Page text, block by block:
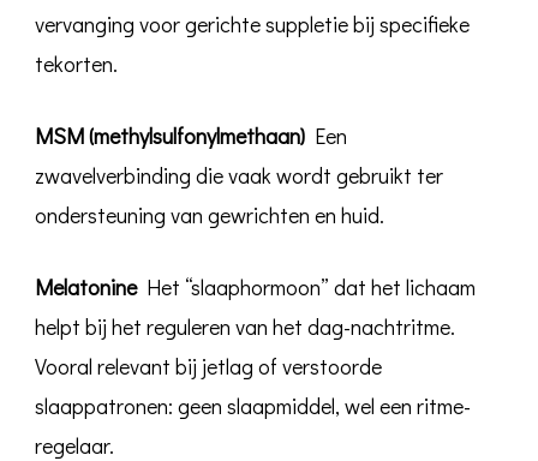
vervanging voor gerichte suppletie bij specifieke
tekorten.
MSM (methylsulfonylmethaan) Een
zwavelverbinding die vaak wordt gebruikt ter
ondersteuning van gewrichten en huid.
MelatonineHet “slaaphormoon” dat het lichaam
helpt bij het reguleren van het dag-nachtritme.
Vooral relevant bij jetlag of verstoorde
slaappatronen: geen slaapmiddel, wel een ritme-
regelaar.